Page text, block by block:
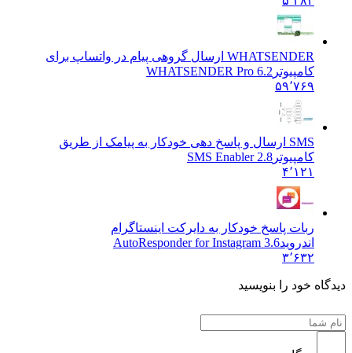
WHATSENDER ارسال گروهی پیام در واتساپ برای
کامپیوترWHATSENDER Pro 6.2
۵۹٬۷۶۹
SMS ارسال و پاسخ دهی خودکار به پیامک از طریق
کامپیوترSMS Enabler 2.8
ربات پاسخ خودکار به دایرکت اینستاگرام
AutoResponder for Instagram 3.6
خود را بنویسید